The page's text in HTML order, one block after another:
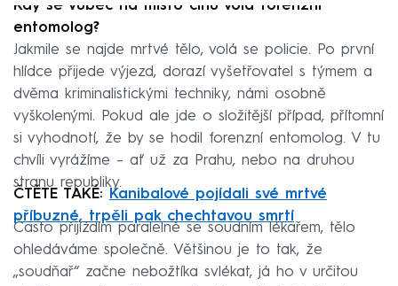
Kdy se vůbec na místo činu volá forenzní
entomolog?
Jakmile se najde mrtvé tělo, volá se policie. Po první
hlídce přijede výjezd, dorazí vyšetřovatel s týmem a
dvěma kriminalistickými techniky, námi osobně
vyškolenými. Pokud ale jde o složitější případ, přítomní
si vyhodnotí, že by se hodil forenzní entomolog. V tu
chvíli vyrážíme – ať už za Prahu, nebo na druhou
stranu republiky.
ČTĚTE TAKÉ:
Kanibalové pojídali své mrtvé
příbuzné, trpěli pak chechtavou smrtí
Často přijíždím paralelně se soudním lékařem, tělo
ohledáváme společně. Většinou je to tak, že
„soudňař“ začne nebožtíka svlékat, já ho v určitou